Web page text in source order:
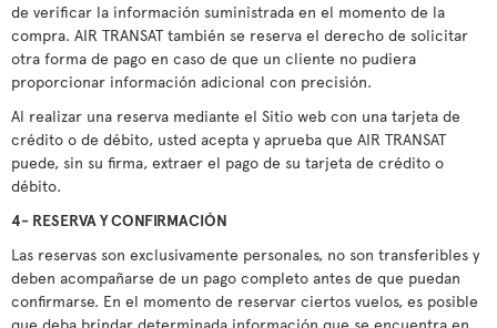
de verificar la información suministrada en el momento de la
compra. AIR TRANSAT también se reserva el derecho de solicitar
otra forma de pago en caso de que un cliente no pudiera
proporcionar información adicional con precisión.
Al realizar una reserva mediante el Sitio web con una tarjeta de
crédito o de débito, usted acepta y aprueba que AIR TRANSAT
puede, sin su firma, extraer el pago de su tarjeta de crédito o
débito.
4- RESERVA Y CONFIRMACIÓN
Las reservas son exclusivamente personales, no son transferibles y
deben acompañarse de un pago completo antes de que puedan
confirmarse. En el momento de reservar ciertos vuelos, es posible